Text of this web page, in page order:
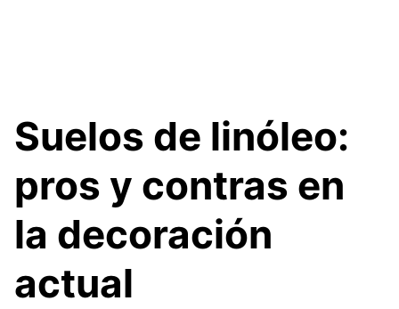
Suelos de linóleo:
pros y contras en
la decoración
actual